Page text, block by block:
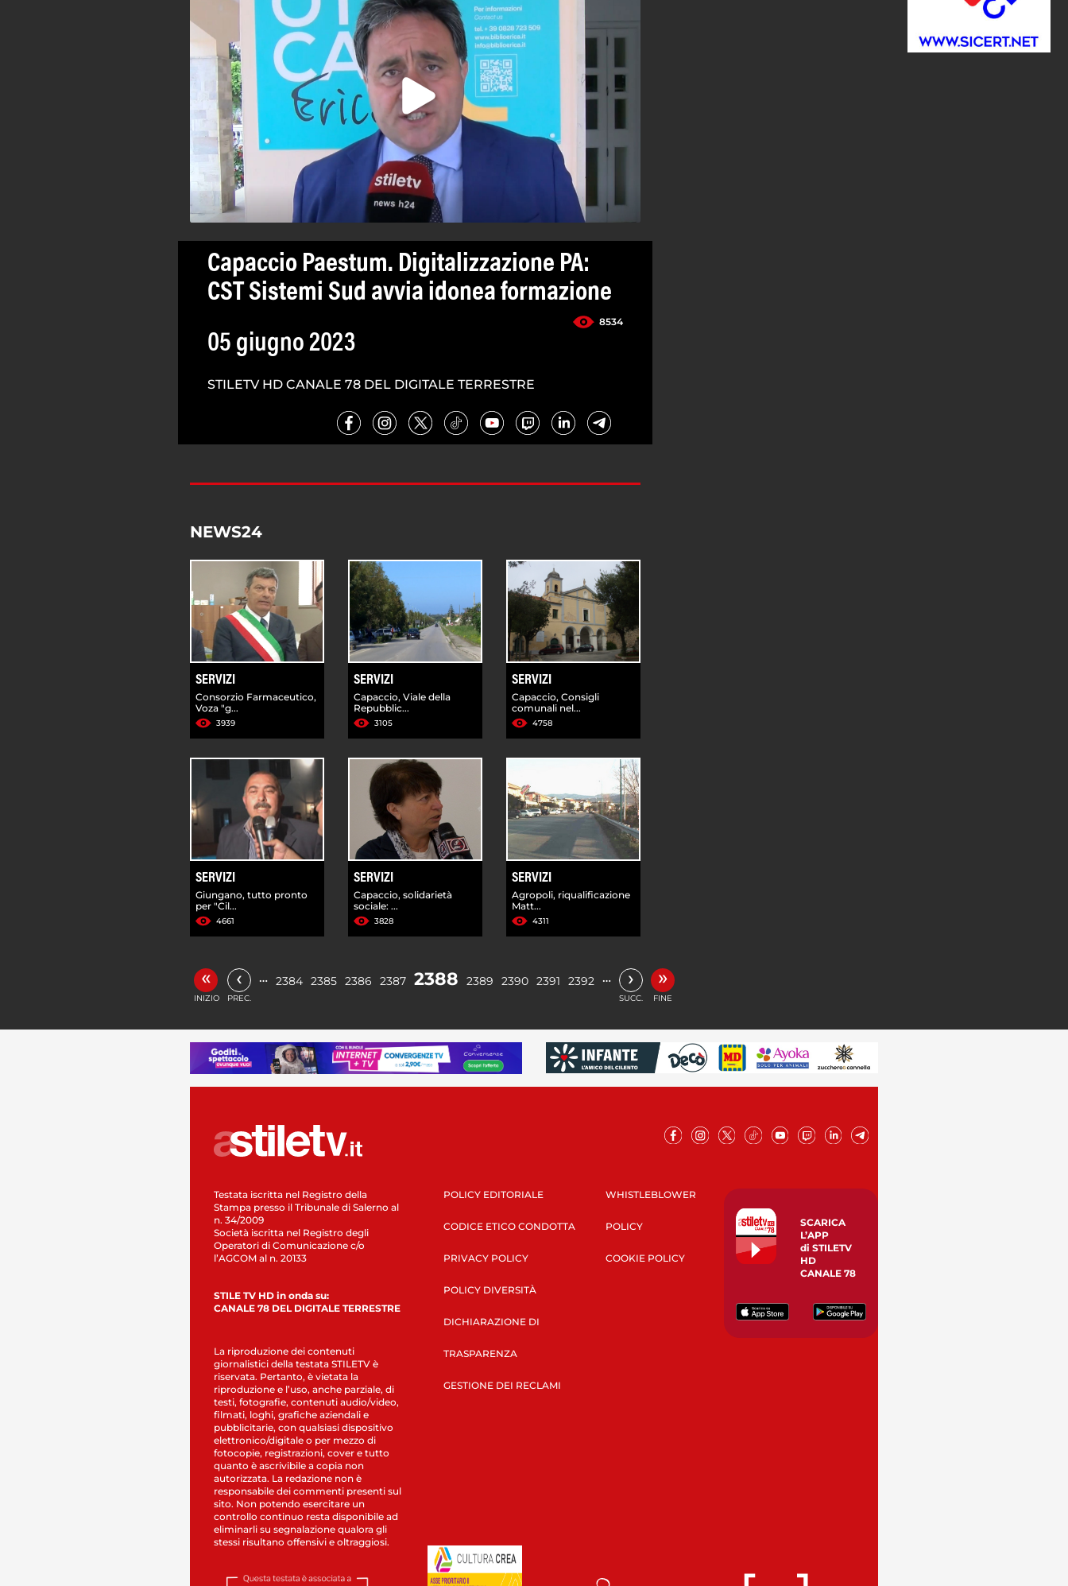
Capaccio Paestum. Digitalizzazione PA:
CST Sistemi Sud avvia idonea formazione
8534
05 giugno 2023
STILETV HD CANALE 78 DEL DIGITALE TERRESTRE
NEWS24
SERVIZI
Consorzio Farmaceutico,
Voza "g...
3939
SERVIZI
Capaccio, Viale della
Repubblic...
3105
SERVIZI
Capaccio, Consigli
comunali nel...
4758
SERVIZI
Giungano, tutto pronto
per "Cil...
4661
SERVIZI
Capaccio, solidarietà
sociale: ...
3828
SERVIZI
Agropoli, riqualificazione
Matt...
4311
«
INIZIO
‹
PREC.
… 2384 2385 2386 2387 2388 2389 2390 2391 2392 … ›
SUCC.
»
FINE
Testata iscritta nel Registro della
Stampa presso il Tribunale di Salerno al
n. 34/2009
Società iscritta nel Registro degli
Operatori di Comunicazione c/o
l’AGCOM al n. 20133
STILE TV HD in onda su:
CANALE 78 DEL DIGITALE TERRESTRE
La riproduzione dei contenuti
giornalistici della testata STILETV è
riservata. Pertanto, è vietata la
riproduzione e l’uso, anche parziale, di
testi, fotografie, contenuti audio/video,
filmati, loghi, grafiche aziendali e
pubblicitarie, con qualsiasi dispositivo
elettronico/digitale o per mezzo di
fotocopie, registrazioni, cover e tutto
quanto è ascrivibile a copia non
autorizzata. La redazione non è
responsabile dei commenti presenti sul
sito. Non potendo esercitare un
controllo continuo resta disponibile ad
eliminarli su segnalazione qualora gli
stessi risultano offensivi e oltraggiosi.
POLICY EDITORIALE
CODICE ETICO CONDOTTA
PRIVACY POLICY
POLICY DIVERSITÀ
DICHIARAZIONE DI
TRASPARENZA
GESTIONE DEI RECLAMI
WHISTLEBLOWER
POLICY
COOKIE POLICY
SCARICA
L’APP
di STILETV
HD
CANALE 78